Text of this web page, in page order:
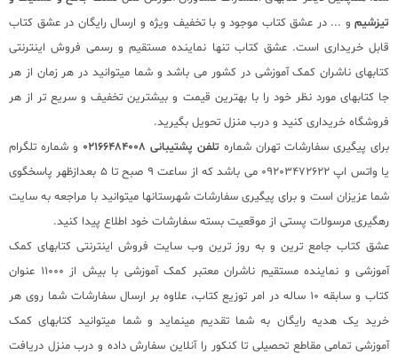
تیزشیم و ... در عشق کتاب موجود و با تخفیف ویژه و ارسال رایگان در عشق کتاب
قابل خریداری است. عشق کتاب تنها نماینده مستقیم و رسمی فروش اینترنتی
کتابهای ناشران کمک آموزشی در کشور می باشد و شما میتوانید در هر زمان از هر
جا کتابهای مورد نظر خود را با بهترین قیمت و بیشترین تخفیف و سریع تر از هر
فروشگاه خریداری کنید و درب منزل تحویل بگیرید.
برای پیگیری سفارشات تهران شماره تلفن پشتیبانی 02166484008
و شماره تلگرام
یا واتس اپ 09203472622 می باشد که از ساعت 9 صبح تا 5 بعدازظهر پاسخگوی
شما عزیزان است و برای پیگیری سفارشات شهرستانها میتوانید با مراجعه به سایت
رهگیری مرسولات پستی از موقعیت بسته سفارشات خود اطلاع پیدا کنید.
عشق کتاب جامع ترین و به روز ترین وب سایت فروش اینترنتی کتابهای کمک
آموزشی و نماینده مستقیم ناشران معتبر کمک آموزشی با بیش از 11000 عنوان
کتاب و سابقه 10 ساله در امر توزیع کتاب، علاوه بر ارسال سفارشات شما روی هر
خرید یک هدیه رایگان به شما تقدیم مینماید و شما میتوانید کتابهای کمک
آموزشی تمامی مقاطع تحصیلی تا کنکور را آنلاین سفارش داده و درب منزل دریافت